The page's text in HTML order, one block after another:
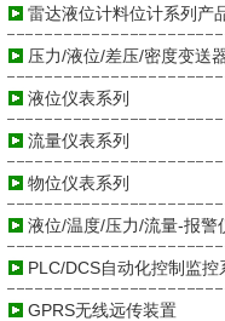
雷达液位计料位计系列产
压力/液位/差压/密度变送
液位仪表系列
流量仪表系列
物位仪表系列
液位/温度/压力/流量-报警
PLC/DCS自动化控制监控
GPRS无线远传装置